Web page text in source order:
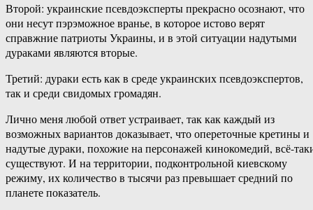
Второй: украинские псевдоэксперты прекрасно осознают, что
они несут пэрэможное вранье, в которое истово верят
справжние патриоты Украины, и в этой ситуации надутыми
дураками являются вторые.
Третий: дураки есть как в среде украинских псевдоэкспертов,
так и среди свидомых громадян.
Лично меня любой ответ устраивает, так как каждый из
возможных вариантов доказывает, что опереточные кретины и
надутые дураки, похожие на персонажей кинокомедий, всё-
существуют. И на территории, подконтрольной киевскому
режиму, их количество в тысячи раз превышает средний по
планете показатель.